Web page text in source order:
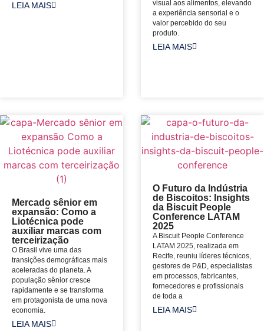
LEIA MAIS
visual aos alimentos, elevando
a experiência sensorial e o
valor percebido do seu
produto.
LEIA MAIS
Mercado sênior em
expansão: Como a
Liotécnica pode
auxiliar marcas com
terceirização
O Brasil vive uma das
transições demográficas mais
aceleradas do planeta. A
população sênior cresce
rapidamente e se transforma
em protagonista de uma nova
economia.
LEIA MAIS
O Futuro da Indústria
de Biscoitos: Insights
da Biscuit People
Conference LATAM
2025
A Biscuit People Conference
LATAM 2025, realizada em
Recife, reuniu líderes técnicos,
gestores de P&D, especialistas
em processos, fabricantes,
fornecedores e profissionais
de toda a
LEIA MAIS